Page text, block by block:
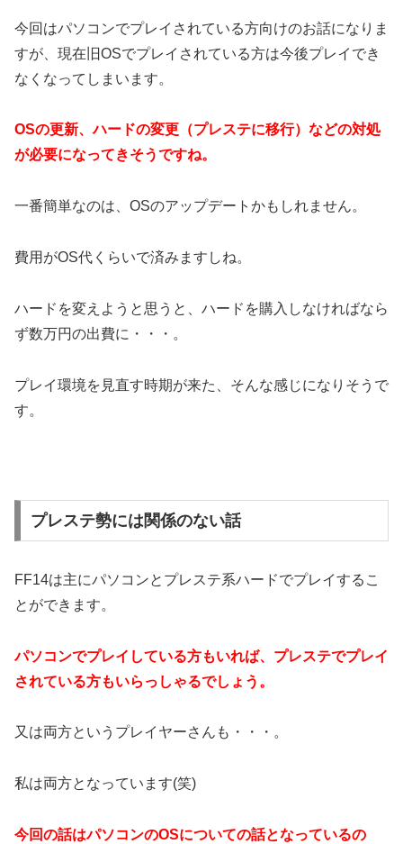
今回はパソコンでプレイされている方向けのお話になりま
すが、現在旧OSでプレイされている方は今後プレイでき
なくなってしまいます。
OSの更新、ハードの変更（プレステに移行）などの対処
が必要になってきそうですね。
一番簡単なのは、OSのアップデートかもしれません。
費用がOS代くらいで済みますしね。
ハードを変えようと思うと、ハードを購入しなければなら
ず数万円の出費に・・・。
プレイ環境を見直す時期が来た、そんな感じになりそうで
す。
プレステ勢には関係のない話
FF14は主にパソコンとプレステ系ハードでプレイするこ
とができます。
パソコンでプレイしている方もいれば、プレステでプレイ
されている方もいらっしゃるでしょう。
又は両方というプレイヤーさんも・・・。
私は両方となっています(笑)
今回の話はパソコンのOSについての話となっているの